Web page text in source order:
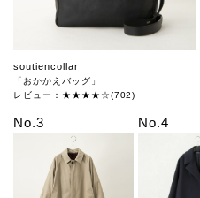
soutiencollar
「おかかえバッグ」
レビュー：★★★★☆(702)
No.3 No.4